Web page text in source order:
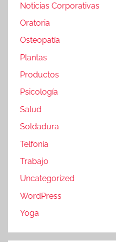
Noticias Corporativas
Oratoria
Osteopatía
Plantas
Productos
Psicología
Salud
Soldadura
Telfonía
Trabajo
Uncategorized
WordPress
Yoga